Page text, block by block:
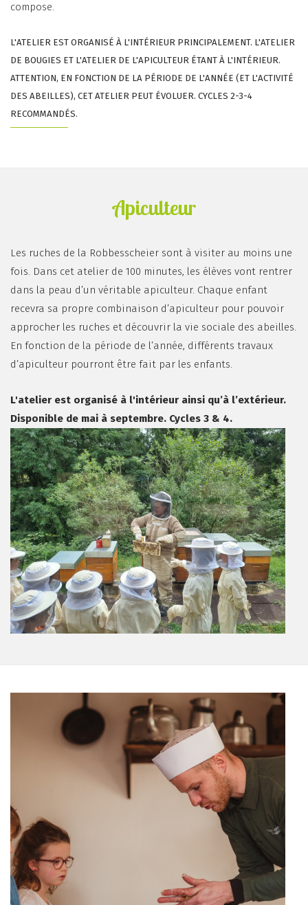
compose.
L'ATELIER EST ORGANISÉ À L'INTÉRIEUR PRINCIPALEMENT. L'ATELIER
DE BOUGIES ET L'ATELIER DE L'APICULTEUR ÉTANT À L'INTÉRIEUR.
ATTENTION, EN FONCTION DE LA PÉRIODE DE L'ANNÉE (ET L'ACTIVITÉ
DES ABEILLES), CET ATELIER PEUT ÉVOLUER. CYCLES 2-3-4
RECOMMANDÉS.
Apiculteur
Les ruches de la Robbesscheier sont à visiter au moins une
fois. Dans cet atelier de 100 minutes, les élèves vont rentrer
dans la peau d’un véritable apiculteur. Chaque enfant
recevra sa propre combinaison d’apiculteur pour pouvoir
approcher les ruches et découvrir la vie sociale des abeilles.
En fonction de la période de l’année, différents travaux
d’apiculteur pourront être fait par les enfants.
L'atelier est organisé à l'intérieur ainsi qu’à l’extérieur.
Disponible de mai à septembre. Cycles 3 & 4.